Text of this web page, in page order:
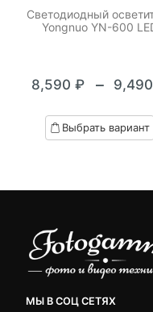
Светодиодный
Yongnuo YN-600
8,590₽ –
цен:
8,590
9,490
Выбрать вариант
МЫ В СОЦ СЕТЯХ